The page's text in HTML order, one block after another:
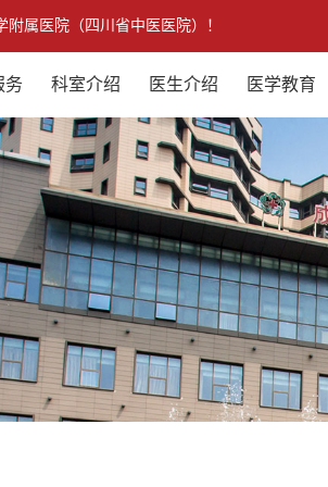
属医院（四川省中医医院）！
务 科室介绍 医生介绍 医学教育